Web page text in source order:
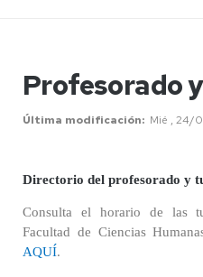
Profesorado
Última modificación Mié , 24/
Directorio del profesorado y
Consulta el horario de las
Facultad de Ciencias
AQUÍ.